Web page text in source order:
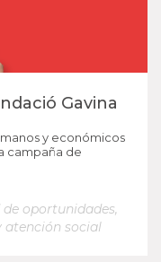
Gavina
y económicos
campaña de
oportunidades,
atención social